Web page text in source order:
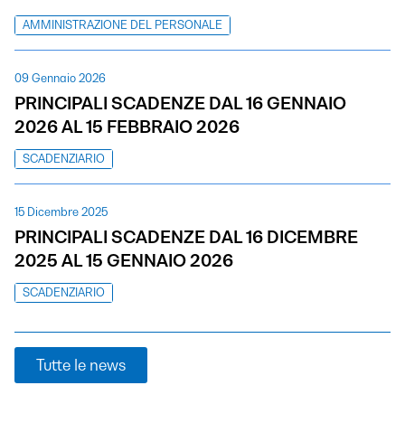
AMMINISTRAZIONE DEL PERSONALE
09 Gennaio 2026
PRINCIPALI SCADENZE DAL 16 GENNAIO
2026 AL 15 FEBBRAIO 2026
SCADENZIARIO
15 Dicembre 2025
PRINCIPALI SCADENZE DAL 16 DICEMBRE
2025 AL 15 GENNAIO 2026
SCADENZIARIO
Tutte le news